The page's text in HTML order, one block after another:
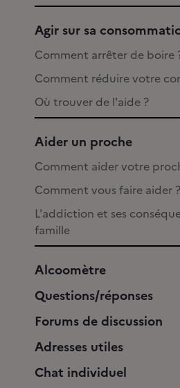
Agir sur sa
Comment arrêter de boire
Comment réduire votre
Où trouver de l'aide ?
Aider un proche
Comment aider votre
Comment vous faire aider ?
L'addiction et ses
famille
Alcoomètre
Questions/réponses
Forums de discussion
Adresses utiles
Chat individuel